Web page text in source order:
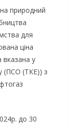
природний
для
ціна
вказана у
(ПСО (ТКЕ)) з
до 30